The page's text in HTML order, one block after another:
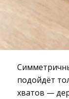
подойдёт
хватов —